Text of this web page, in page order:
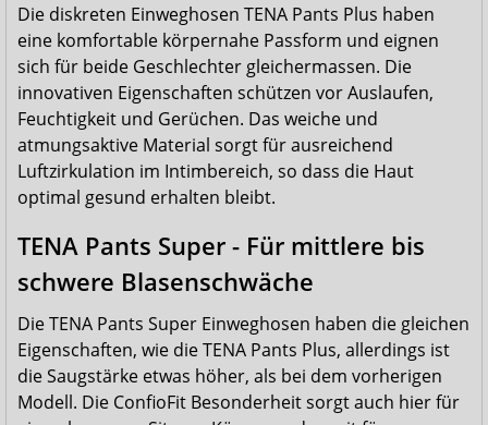
Die diskreten Einweghosen TENA Pants Plus haben
eine komfortable körpernahe Passform und eignen
sich für beide Geschlechter gleichermassen. Die
innovativen Eigenschaften schützen vor Auslaufen,
Feuchtigkeit und Gerüchen. Das weiche und
atmungsaktive Material sorgt für ausreichend
Luftzirkulation im Intimbereich, so dass die Haut
optimal gesund erhalten bleibt.
TENA Pants Super - Für mittlere bis
schwere Blasenschwäche
Die TENA Pants Super Einweghosen haben die gleichen
Eigenschaften, wie die TENA Pants Plus, allerdings ist
die Saugstärke etwas höher, als bei dem vorherigen
Modell. Die ConfioFit Besonderheit sorgt auch hier für